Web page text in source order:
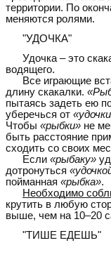
территории. По
меняются ролями.
"УДОЧКА"
Удочка – это
водящего.
Все играющие
длину скакалки.
пытаясь задеть ею
уберечься от
Чтобы «рыбки» не
быть расстояние
сходить со своих
Если «рыбаку»
дотронуться
пойманная «рыбка».
Необходимо
крутить в любую
выше, чем на 10–20
"ТИШЕ ЕДЕШЬ"